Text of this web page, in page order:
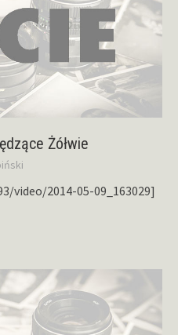
Żółwie
video/2014-05-09_163029]